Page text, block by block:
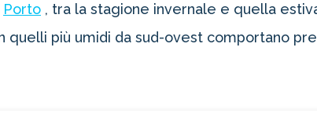
Porto , tra la stagione invernale e quella
più umidi da sud-ovest comportano